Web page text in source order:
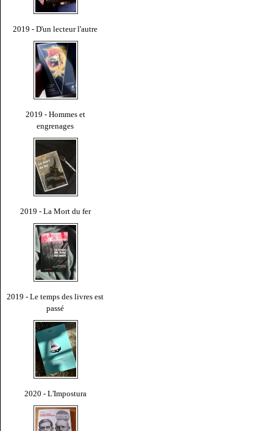
2019 - D'un lecteur l'autre
2019 - Hommes et
engrenages
2019 - La Mort du fer
2019 - Le temps des livres est
passé
2020 - L'Impostura